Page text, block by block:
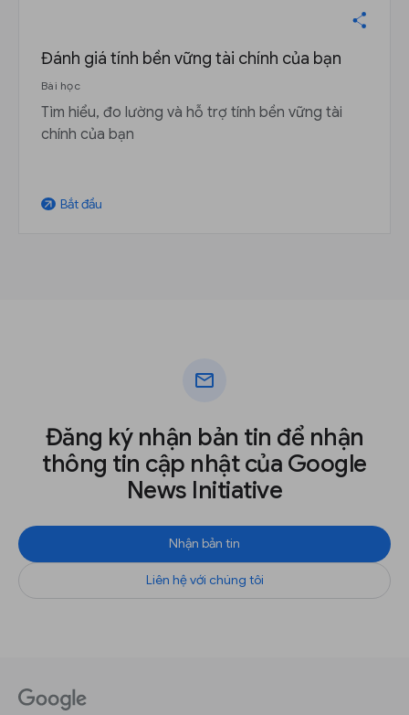
Đánh giá tính bền vững tài chính của bạn
Bài học
Tìm hiểu, đo lường và hỗ trợ tính bền vững tài
chính của bạn
arrow_outward Bắt đầu
mail
Đăng ký nhận bản tin để nhận
thông tin cập nhật của Google
News Initiative
Nhận bản tin
Liên hệ với chúng tôi